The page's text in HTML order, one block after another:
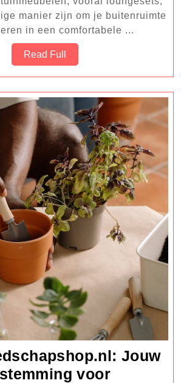
Perfecte
Loungesets
voor
Jouw
Tuin
manier zijn om je buitenruimte
in een comfortabele ...
Read Full
Full
Jouw
voor